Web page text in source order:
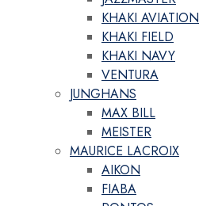
KHAKI AVIATION
KHAKI FIELD
KHAKI NAVY
VENTURA
JUNGHANS
MAX BILL
MEISTER
MAURICE LACROIX
AIKON
FIABA